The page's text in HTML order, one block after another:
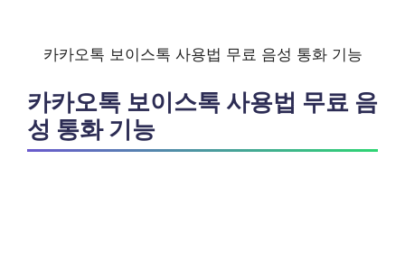
카카오톡 보이스톡 사용법 무료 음성 통화 기능
카카오톡 보이스톡 사용법 무료 음
성 통화 기능